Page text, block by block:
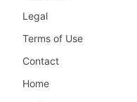
Legal
Terms of Use
Contact
Home